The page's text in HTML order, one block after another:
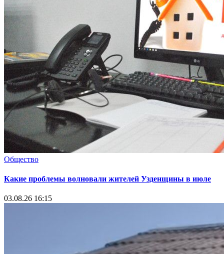
Общество
Какие проблемы волновали жителей Узденщины в июле
03.08.26 16:15